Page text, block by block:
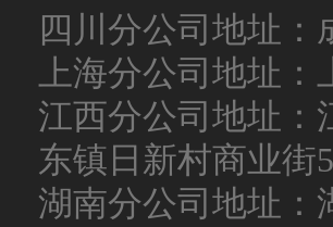
四川分公司地址
上海分公司地址：
江西分公司地址：
东镇日新村商业街
湖南分公司地址：